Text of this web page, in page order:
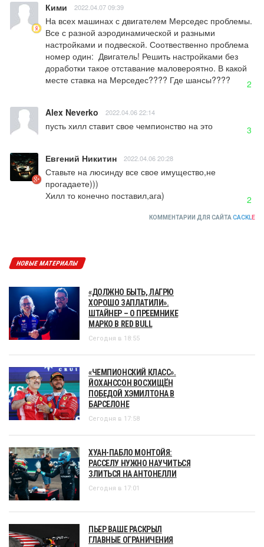
Кими 2022.04.07 09:39
На всех машинах с двигателем Мерседес проблемы.
Все с разной аэродинамической и разными
настройками и подвеской. Соотвественно проблема
номер один:  Двигатель! Решить настройками без
доработки такое отставание маловероятно. В какой
месте ставка на Мерседес???? Где шансы????
2
Alex Neverko 2022.04.06 22:14
пусть хилл ставит свое чемпионство на это 3
Евгений Никитин 2022.04.06 20:28
Ставьте на люсинду все свое имущество,не
прогадаете)))
Хилл то конечно поставил,ага)
2
КОММЕНТАРИИ ДЛЯ САЙТА CACKLE
НОВЫЕ МАТЕРИАЛЫ
«ДОЛЖНО БЫТЬ, ЛАГРЮ
ХОРОШО ЗАПЛАТИЛИ».
ШТАЙНЕР – О ПРЕЕМНИКЕ
МАРКО В RED BULL
Сегодня в 18:55
«ЧЕМПИОНСКИЙ КЛАСС».
ЙОХАНССОН ВОСХИЩЁН
ПОБЕДОЙ ХЭМИЛТОНА В
БАРСЕЛОНЕ
Сегодня в 17:58
ХУАН-ПАБЛО МОНТОЙЯ:
РАССЕЛУ НУЖНО НАУЧИТЬСЯ
ЗЛИТЬСЯ НА АНТОНЕЛЛИ
Сегодня в 17:01
ПЬЕР ВАШЕ РАСКРЫЛ
ГЛАВНЫЕ ОГРАНИЧЕНИЯ